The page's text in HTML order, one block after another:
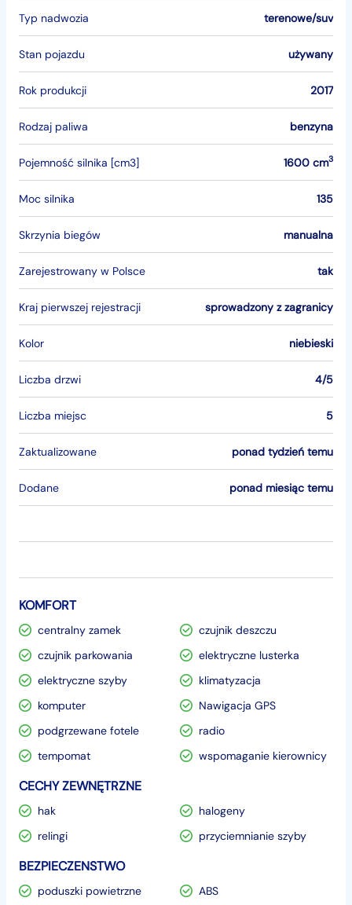
Typ nadwozia terenowe/suv
Stan pojazdu używany
Rok produkcji 2017
Rodzaj paliwa benzyna
Pojemność silnika [cm3] 1600 cm3
Moc silnika 135
Skrzynia biegów manualna
Zarejestrowany w Polsce tak
Kraj pierwszej rejestracji sprowadzony z zagranicy
Kolor niebieski
Liczba drzwi 4/5
Liczba miejsc 5
Zaktualizowane ponad tydzień temu
Dodane ponad miesiąc temu
KOMFORT
centralny zamek
czujnik deszczu
czujnik parkowania
elektryczne lusterka
elektryczne szyby
klimatyzacja
komputer
Nawigacja GPS
podgrzewane fotele
radio
tempomat
wspomaganie kierownicy
CECHY ZEWNĘTRZNE
hak
halogeny
relingi
przyciemnianie szyby
BEZPIECZENSTWO
poduszki powietrzne ABS